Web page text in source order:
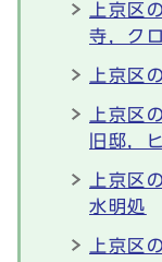
上京区
寺，ク
上京区
上京区
旧邸，
上京区
水明処
上京区